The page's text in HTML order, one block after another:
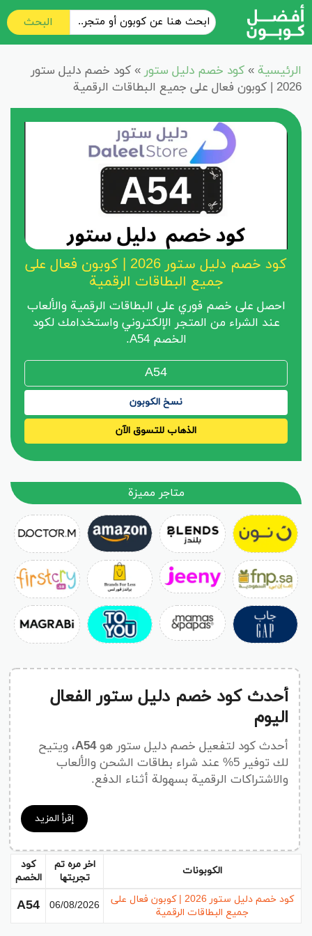
البحث
الرئيسية » كود خصم دليل ستور » كود خصم دليل ستور
2026 | كوبون فعال على جميع البطاقات الرقمية
كود خصم دليل ستور 2026 | كوبون فعال على
جميع البطاقات الرقمية
احصل على خصم فوري على البطاقات الرقمية والألعاب
عند الشراء من المتجر الإلكتروني واستخدامك لكود
الخصم A54.
نسخ الكوبون
الذهاب للتسوق الآن
متاجر مميزة
إقرأ المزيد
أحدث كود خصم دليل ستور الفعال
اليوم
أحدث كود لتفعيل خصم دليل ستور هوA54، ويتيح
لك توفير 5% عند شراء بطاقات الشحن والألعاب
والاشتراكات الرقمية بسهولة أثناء الدفع.
الخصم التي يبحث عنها المستخدمون للحصول على
تخفيض مباشر على البطاقات الرقمية داخل متجر
daleelstore، حيث يوفر
كوبون A54
الشراء من المتجر على مختلف المنتجات الرقمية.
الكوبونات
اخر مره تم
تجربتها
كود
الخصم
كود خصم دليل ستور 2026 | كوبون فعال على
جميع البطاقات الرقمية
06/08/2026
A54